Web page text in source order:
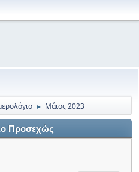
► Μάιος 2023
Προσεχώς